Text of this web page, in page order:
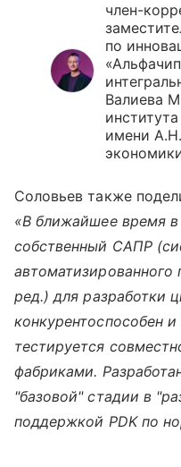
член-
по
Валиева
имени
Соловьев также
«В ближайшее время в
собственный САПР
ред.) для разработки
конкурентоспособен
тестируется
фабриками.
"базовой" стадии в
поддержкой PDK по